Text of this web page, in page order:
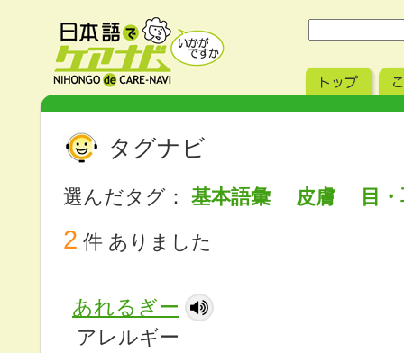
タグナビ
選んだタグ： 基本語彙 皮膚 目
2 件 ありました
あれるぎー
アレルギー